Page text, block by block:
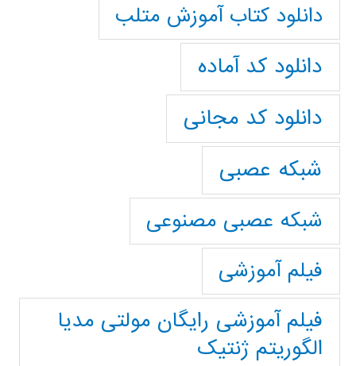
دانلود کتاب آموزش متلب
دانلود کد آماده
دانلود کد مجانی
شبکه عصبی
شبکه عصبی مصنوعی
فیلم آموزشی
فیلم آموزشی رایگان مولتی مدیا
الگوریتم ژنتیک